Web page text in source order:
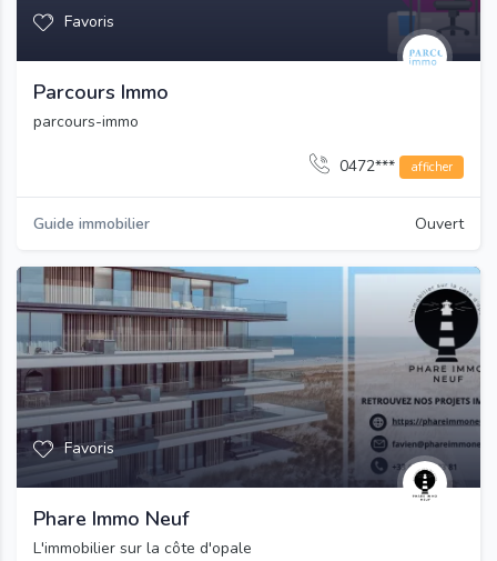
Favoris
Parcours Immo
parcours-immo
0472*** afficher
Guide immobilier Ouvert
Favoris
Phare Immo Neuf
L'immobilier sur la côte d'opale